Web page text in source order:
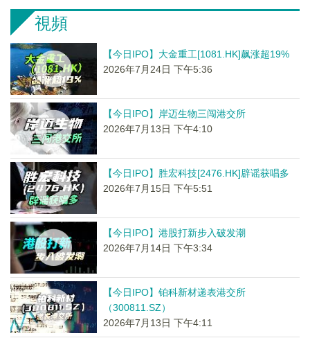
視頻
【今日IPO】大金重工[1081.HK]飙涨超19%
2026年7月24日 下午5:36
【今日IPO】岸迈生物三闯港交所
2026年7月13日 下午4:10
【今日IPO】胜宏科技[2476.HK]辟谣获唱多
2026年7月15日 下午5:51
【今日IPO】港股打新步入破发潮
2026年7月14日 下午3:34
【今日IPO】铂科新材递表港交所
（300811.SZ）
2026年7月13日 下午4:11